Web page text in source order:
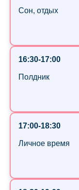
Сон, отдых
16:30-17:00
Полдник
17:00-18:30
Личное время